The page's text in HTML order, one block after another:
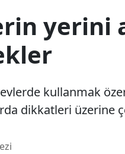
yerini
kullanmak
dikkatleri üzerine